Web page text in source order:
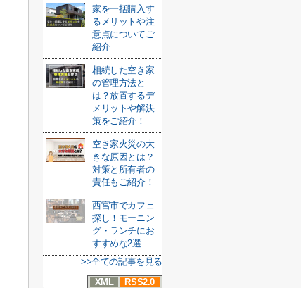
家を一括購入す
るメリットや注
意点についてご
紹介
相続した空き家
の管理方法と
は？放置するデ
メリットや解決
策をご紹介！
空き家火災の大
きな原因とは？
対策と所有者の
責任もご紹介！
西宮市でカフェ
探し！モーニン
グ・ランチにお
すすめな2選
>>全ての記事を見る
XML
RSS2.0